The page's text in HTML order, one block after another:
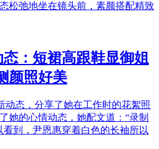
松弛地坐在镜头前，素颜搭配精致
：短裙高跟鞋显御姐
颜照好美
动态，分享了她在工作时的花絮照
她的心情动态，她配文道：“录制
到，尹恩惠穿着白色的长袖所以